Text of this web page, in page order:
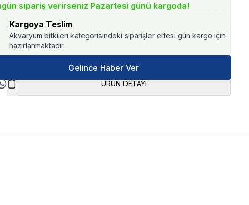
sipariş verirseniz Pazartesi günü kargoda!
Kargoya Teslim
Akvaryum bitkileri kategorisindeki siparişler ertesi gün kargo için
hazırlanmaktadır.
Gelince Haber Ver
ÜRÜN DETAYI